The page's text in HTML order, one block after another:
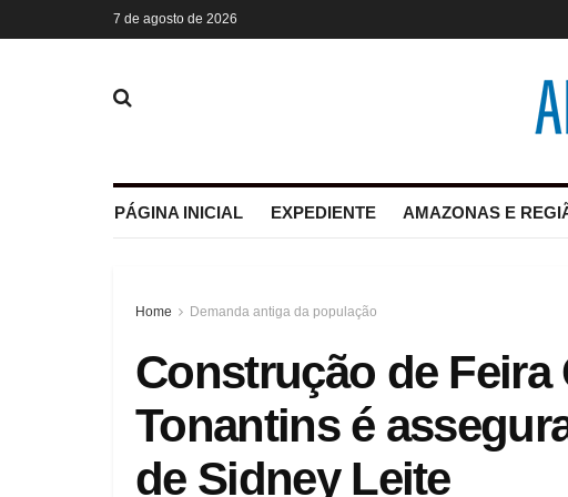
7 de agosto de 2026
PÁGINA INICIAL EXPEDIENTE AMAZONAS E
Home Demanda antiga da população
Construção de Feira
Tonantins é
de Sidney Leite